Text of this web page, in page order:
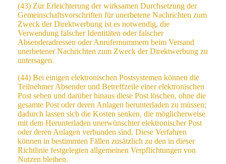
(43) Zur Erleichterung der wirksamen Durchsetzung der
Gemeinschaftsvorschriften für unerbetene Nachrichten zum
Zweck der Direktwerbung ist es notwendig, die
Verwendung falscher Identitäten oder falscher
Absenderadressen oder Anrufernummern beim Versand
unerbetener Nachrichten zum Zweck der Direktwerbung zu
untersagen.
(44) Bei einigen elektronischen Postsystemen können die
Teilnehmer Absender und Betreffzeile einer elektronischen
Post sehen und darüber hinaus diese Post löschen, ohne die
gesamte Post oder deren Anlagen herunterladen zu müssen;
dadurch lassen sich die Kosten senken, die möglicherweise
mit dem Herunterladen unerwünschter elektronischer Post
oder deren Anlagen verbunden sind. Diese Verfahren
können in bestimmten Fällen zusätzlich zu den in dieser
Richtlinie festgelegten allgemeinen Verpflichtungen von
Nutzen bleiben.